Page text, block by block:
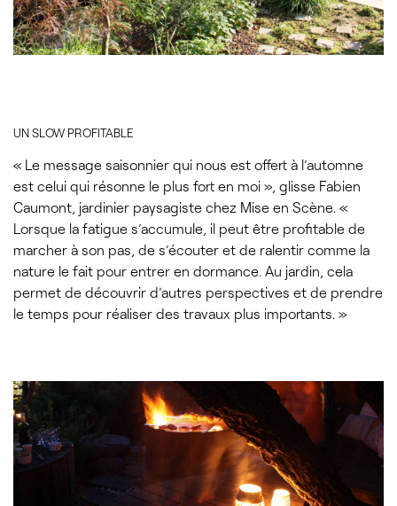
UN SLOW PROFITABLE
« Le message saisonnier qui nous est offert à l’automne
est celui qui résonne le plus fort en moi », glisse Fabien
Caumont, jardinier paysagiste chez Mise en Scène. «
Lorsque la fatigue s’accumule, il peut être profitable de
marcher à son pas, de s’écouter et de ralentir comme la
nature le fait pour entrer en dormance. Au jardin, cela
permet de découvrir d’autres perspectives et de prendre
le temps pour réaliser des travaux plus importants. »